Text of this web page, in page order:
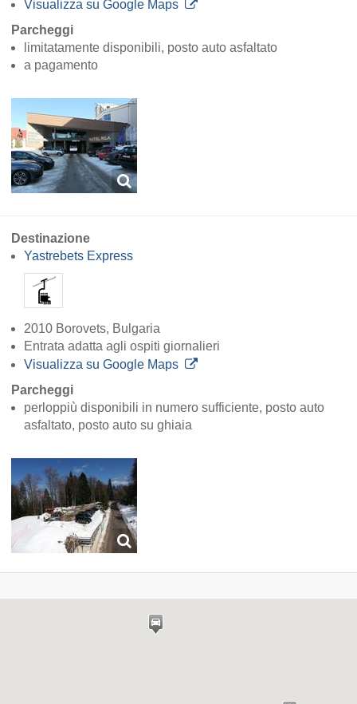
Visualizza su Google Maps
Parcheggi
limitatamente disponibili, posto auto asfaltato
a pagamento
Destinazione
Yastrebets Express
2010 Borovets, Bulgaria
Entrata adatta agli ospiti giornalieri
Visualizza su Google Maps
Parcheggi
perloppiù disponibili in numero sufficiente, posto auto
asfaltato, posto auto su ghiaia